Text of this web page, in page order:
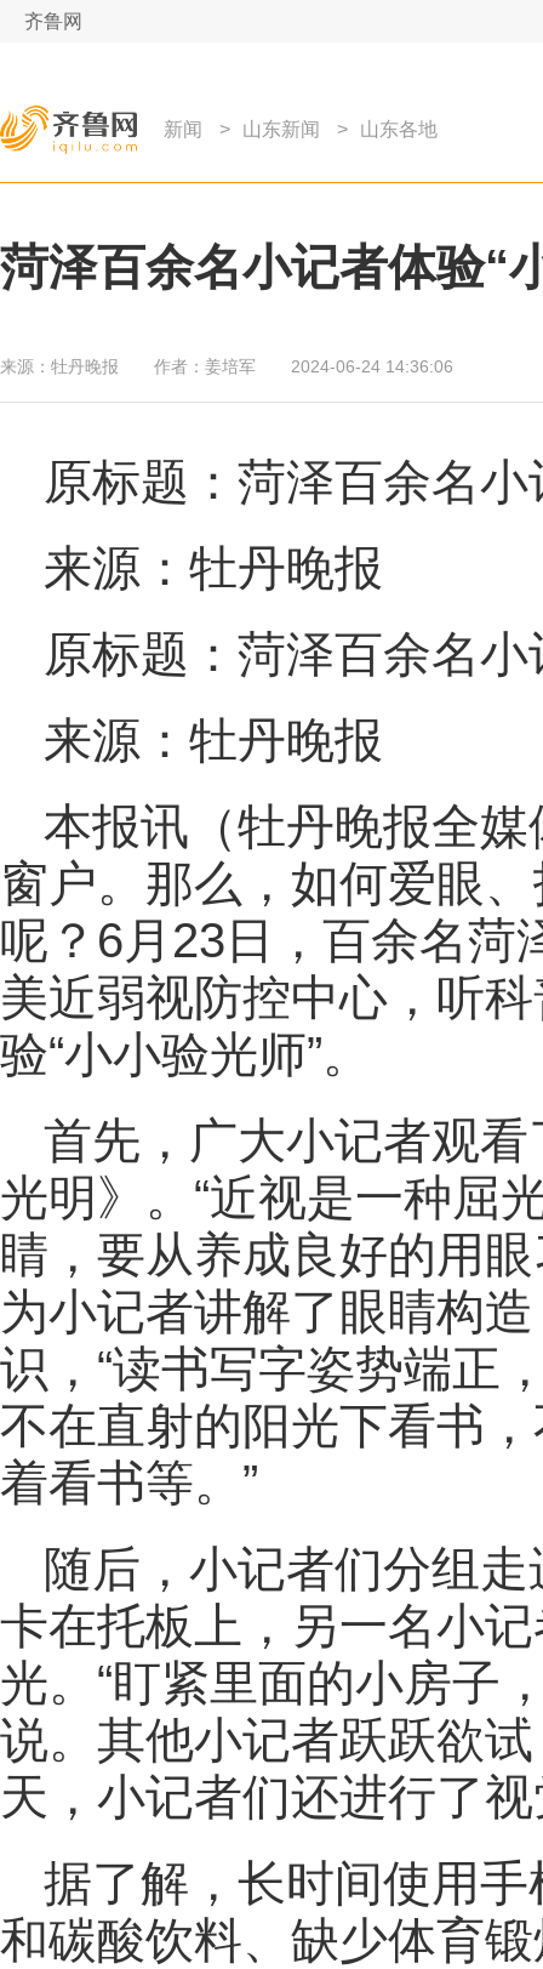
齐鲁网
新闻 > 山东新闻 > 山东各地
菏泽百余名小记者体验“
来源： 牡丹晚报 作者： 姜培军 2024-06-24 14:36:06
原标题：菏泽百余名小
来源：牡丹晚报
原标题：菏泽百余名小
来源：牡丹晚报
本报讯（牡丹晚报全
窗户。那么，如何爱眼
呢？6月23日，百余名菏
美近弱视防控中心，听
验“小小验光师”。
首先，广大小记者观
光明》。“近视是一种屈
睛，要从养成良好的用
为小记者讲解了眼睛构
识，“读书写字姿势端正
不在直射的阳光下看书
着看书等。”
随后，小记者们分组
卡在托板上，另一名小
光。“盯紧里面的小房子
说。其他小记者跃跃欲
天，小记者们还进行了
据了解，长时间使用
和碳酸饮料、缺少体育